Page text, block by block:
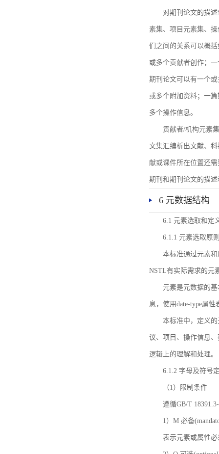
对期刊论文的描
素集、项目元素集、
们之间的关系可以概
或多个贡献者创作；
期刊论文可以有一个
或多个附加资料；一
多个操作信息。
贡献者/机构元素
文集汇编析出文献、
献或课件所在位置还
期刊和期刊论文的描
6 元数据结构
6.1 元素选取和定
6.1.1 元素选取原
本标准通过元素
NSTL有实际需求的元
元素是元数据的
息，使用date-type属
本标准中，定义
议、项目、操作信息
逻辑上的理解和处理。
6.1.2 字母及符号
（1）限制条件
遵循GB/T
1）M 必备
表示元素或属性